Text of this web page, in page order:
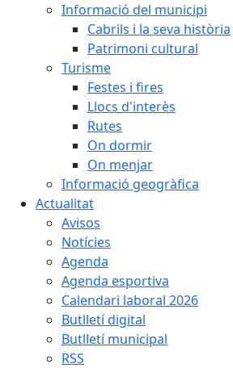
Informació del municipi
Cabrils i la seva història
Patrimoni cultural
Turisme
Festes i fires
Llocs d'interès
Rutes
On dormir
On menjar
Informació geogràfica
Actualitat
Avisos
Notícies
Agenda
Agenda esportiva
Calendari laboral 2026
Butlletí digital
Butlletí municipal
RSS